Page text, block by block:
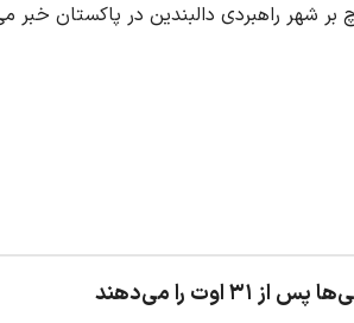
بر شهر راهبردی دالبندین در پاکستان خبر
را می‌دهند